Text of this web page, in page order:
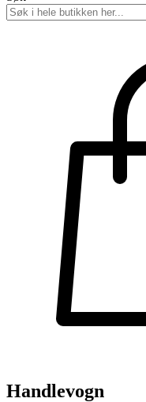
Handlevogn